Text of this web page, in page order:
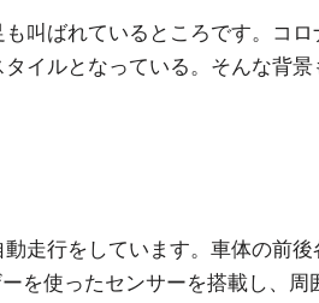
叫ばれているところです。コロ
イルとなっている。そんな背
走行をしています。車体の前後
を使ったセンサーを搭載し、周